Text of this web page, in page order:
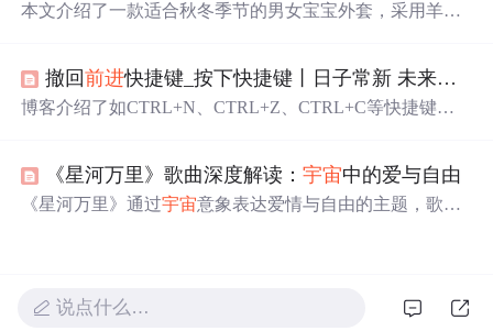
本文介绍了一款适合秋冬季节的男女宝宝外套，采用羊羔
撤回前进快捷键_按下快捷键丨日子常新 未来不远
博客介绍了如CTRL+N、CTRL+Z、CTRL+C等快捷键，
自己的快捷键，做最好的自己。
《星河万里》歌曲深度解读：宇宙中的爱与自由
《星河万里》通过宇宙意象表达爱情与自由的主题，歌词
鸣，并在后疫情时代成为心灵慰藉。
说点什么…